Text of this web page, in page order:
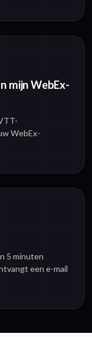
mijn WebEx-
WebEx-
5 minuten
een e-mail